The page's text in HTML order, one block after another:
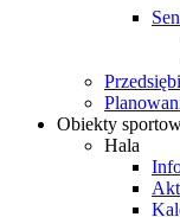
Obiekty
Hala